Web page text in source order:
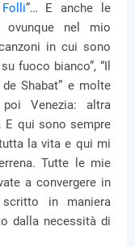
”… E anche le
ovunque nel mio
in cui sono
fuoco bianco”, “Il
de Shabat” e molte
Venezia: altra
E qui sono sempre
la vita e qui mi
Tutte le mie
a convergere in
in maniera
dalla necessità di